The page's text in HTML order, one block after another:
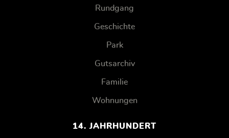
Rundgang
Geschichte
Park
Gutsarchiv
Familie
Wohnungen
14. JAHRHUNDERT